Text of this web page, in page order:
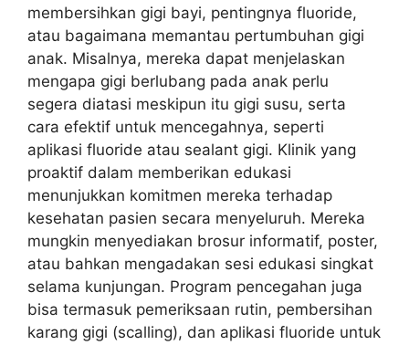
membersihkan gigi bayi, pentingnya fluoride,
atau bagaimana memantau pertumbuhan gigi
anak. Misalnya, mereka dapat menjelaskan
mengapa gigi berlubang pada anak perlu
segera diatasi meskipun itu gigi susu, serta
cara efektif untuk mencegahnya, seperti
aplikasi fluoride atau sealant gigi. Klinik yang
proaktif dalam memberikan edukasi
menunjukkan komitmen mereka terhadap
kesehatan pasien secara menyeluruh. Mereka
mungkin menyediakan brosur informatif, poster,
atau bahkan mengadakan sesi edukasi singkat
selama kunjungan. Program pencegahan juga
bisa termasuk pemeriksaan rutin, pembersihan
karang gigi (scalling), dan aplikasi fluoride untuk